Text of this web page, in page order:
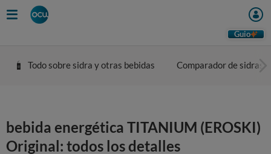
Guio
Todo sobre sidra y otras bebidas Comparador de sidras
bebida energética TITANIUM (EROSKI)
Original: todos los detalles